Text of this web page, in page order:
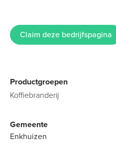
Claim deze bedrijfspagina
Productgroepen
Koffiebranderij
Gemeente
Enkhuizen